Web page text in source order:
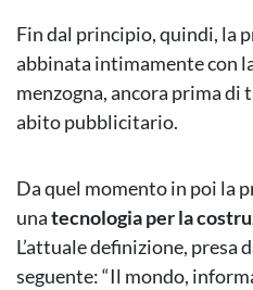
Fin dal principio, quindi, la
abbinata intimamente con
menzogna, ancora prima di
abito pubblicitario.
Da quel momento in poi la
unatecnologia per la
L’attuale definizione, presa
seguente: “Il mondo,